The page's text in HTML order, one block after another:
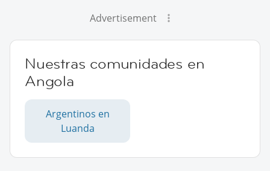
Advertisement
Nuestras comunidades en
Angola
Argentinos en
Luanda